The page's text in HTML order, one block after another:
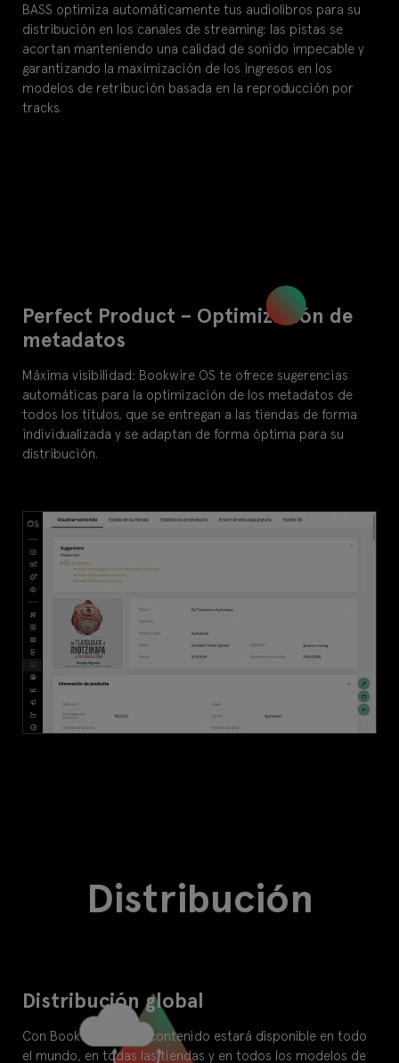
BASS optimiza automáticamente tus audiolibros para su
distribución en los canales de streaming: las pistas se
acortan manteniendo una calidad de sonido impecable y
garantizando la maximización de los ingresos en los
modelos de retribución basada en la reproducción por
tracks.
Perfect Product – Optimización de
metadatos
Máxima visibilidad: Bookwire OS te ofrece sugerencias
automáticas para la optimización de los metadatos de
todos los títulos, que se entregan a las tiendas de forma
individualizada y se adaptan de forma óptima para su
distribución.
Distribución
Distribución global
Con Bookwire OS, tu contenido estará disponible en todo
el mundo, en todas las tiendas y en todos los modelos de